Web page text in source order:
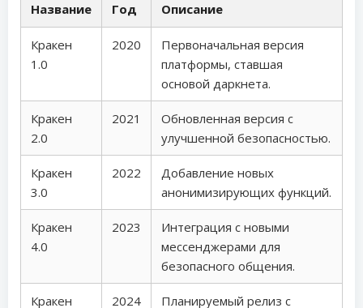
Название Год Описание
Кракен
1.0
2020
Первоначальная версия
платформы, ставшая
основой даркнета.
Кракен
2.0
2021
Обновленная версия с
улучшенной безопасностью.
Кракен
3.0
2022
Добавление новых
анонимизирующих функций.
Кракен
4.0
2023
Интеграция с новыми
мессенджерами для
безопасного общения.
Кракен
2024
Планируемый релиз с